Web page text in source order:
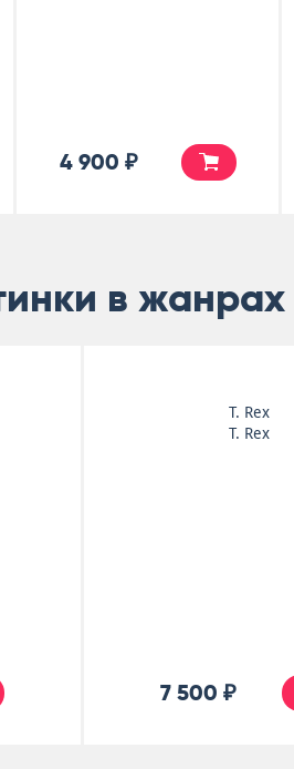
4 900 ₽
в жанрах
T. Rex
T. Rex
7 500 ₽